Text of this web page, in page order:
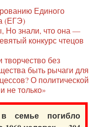
Единого
(ЕГЭ)
Но знали, что она —
конкурс чтецов
творчество без
быть рычаги для
О политической
не только»
семье погибло